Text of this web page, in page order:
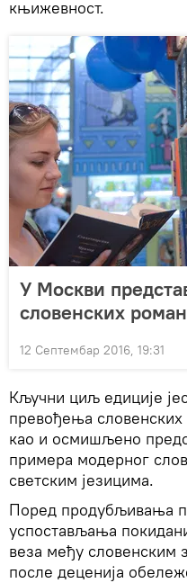
књижевност.
У Москви
словенских
12 Септембар 2016, 19:31
Кључни циљ едиције
превођења
као и осмишљено
примера модерног
светским језицима.
Поред продубљивања
успостављања
веза међу словенским
после деценија